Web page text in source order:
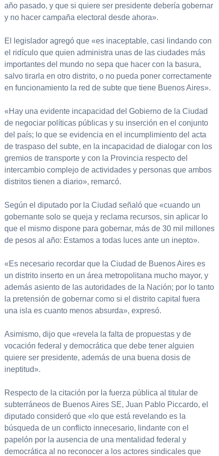
año pasado, y que si quiere ser presidente debería gobernar
y no hacer campaña electoral desde ahora».
El legislador agregó que «es inaceptable, casi lindando con
el ridículo que quien administra unas de las ciudades más
importantes del mundo no sepa que hacer con la basura,
salvo tirarla en otro distrito, o no pueda poner correctamente
en funcionamiento la red de subte que tiene Buenos Aires».
«Hay una evidente incapacidad del Gobierno de la Ciudad
de negociar políticas públicas y su inserción en el conjunto
del país; lo que se evidencia en el incumplimiento del acta
de traspaso del subte, en la incapacidad de dialogar con los
gremios de transporte y con la Provincia respecto del
intercambio complejo de actividades y personas que ambos
distritos tienen a diario», remarcó.
Según el diputado por la Ciudad señaló que «cuando un
gobernante solo se queja y reclama recursos, sin aplicar lo
que el mismo dispone para gobernar, más de 30 mil millones
de pesos al año: Estamos a todas luces ante un inepto».
«Es necesario recordar que la Ciudad de Buenos Aires es
un distrito inserto en un área metropolitana mucho mayor, y
además asiento de las autoridades de la Nación; por lo tanto
la pretensión de gobernar como si el distrito capital fuera
una isla es cuanto menos absurda», expresó.
Asimismo, dijo que «revela la falta de propuestas y de
vocación federal y democrática que debe tener alguien
quiere ser presidente, además de una buena dosis de
ineptitud».
Respecto de la citación por la fuerza pública al titular de
subterráneos de Buenos Aires SE, Juan Pablo Piccardo, el
diputado consideró que «lo que está revelando es la
búsqueda de un conflicto innecesario, lindante con el
papelón por la ausencia de una mentalidad federal y
democrática al no reconocer a los actores sindicales que